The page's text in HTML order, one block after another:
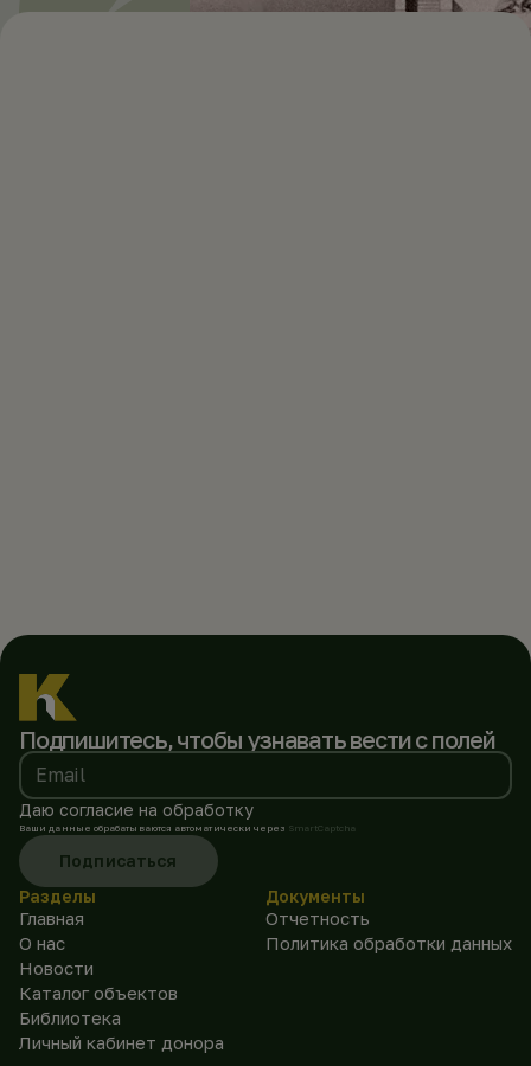
Подпишитесь, чтобы узнавать вести с полей
Email
Даю согласие на обработку
Ваши данные обрабатываются автоматически через SmartCaptcha
Подписаться
Разделы
Главная
О нас
Новости
Каталог объектов
Библиотека
Личный кабинет донора
Документы
Отчетность
Политика обработки данных